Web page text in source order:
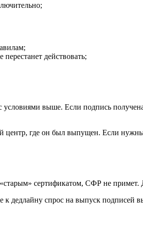
действовать;
выше. Если подпись получена
центр, где он был выпущен. Если
сертификатом, СФР не примет.
к дедлайну спрос на выпуск подписей